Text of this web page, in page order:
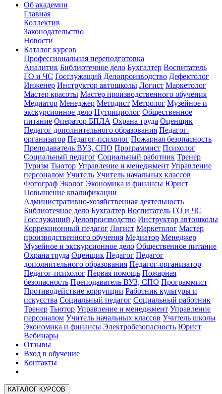
Об академии
Главная
Коллектив
Законодательство
Новости
Каталог курсов
Профессиональная переподготовка
Аналитик Библиотечное дело Бухгалтер Воспитатель
ГО и ЧС Госслужащий Делопроизводство Дефектолог
Инженер Инструктор автошколы Логист Маркетолог
Мастер красоты Мастер производственного обучения
Медиатор Менеджер Методист Метролог Музейное и
экскурсионное дело Нутрициолог Общественное
питание Оператор БПЛА Охрана труда Оценщик
Педагог дополнительного образования Педагог-
организатор Педагог-психолог Пожарная безопасность
Преподаватель ВУЗ, СПО Программист Психолог
Социальный педагог Социальный работник Тренер
Туризм Тьютор Управление и менеджмент Управление
персоналом Учитель Учитель начальных классов
Фотограф Эколог Экономика и финансы Юрист
Повышение квалификации
Административно-хозяйственная деятельность
Библиотечное дело Бухгалтер Воспитатель ГО и ЧС
Госслужащий Делопроизводство Инструктор автошколы
Коррекционный педагог Логист Маркетолог Мастер
производственного обучения Медиатор Менеджер
Музейное и экскурсионное дело Общественное питание
Охрана труда Оценщик Педагог Педагог
дополнительного образования Педагог-организатор
Педагог-психолог Первая помощь Пожарная
безопасность Преподаватель ВУЗ, СПО Программист
Противодействие коррупции Работник культуры и
искусства Социальный педагог Социальный работник
Тренер Тьютор Управление и менеджмент Управление
персоналом Учитель начальных классов Учитель школы
Экономика и финансы Электробезопасность Юрист
Вебинары
Отзывы
Вход в обучение
Контакты
КАТАЛОГ КУРСОВ